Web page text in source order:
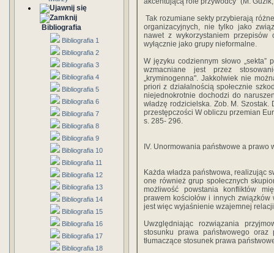
Bibliografia
Bibliografia 1
Bibliografia 2
Bibliografia 3
Bibliografia 4
Bibliografia 5
Bibliografia 6
Bibliografia 7
Bibliografia 8
Bibliografia 9
Bibliografia 10
Bibliografia 11
Bibliografia 12
Bibliografia 13
Bibliografia 14
Bibliografia 15
Bibliografia 16
Bibliografia 17
Bibliografia 18
Tak rozumiane sekty przybierają
organizacyjnych, nie tylko jako
nawet z wykorzystaniem przepisów
wyłącznie jako grupy nieformalne.
W języku codziennym słowo
wzmacniane jest przez
„kryminogenna". Jakkolwiek nie
priori z działalnością społecznie
niejednokrotnie dochodzi do
władzę rodzicielska. Zob. M.
przestępczości W obliczu przemian
s. 285- 296.
IV. Unormowania państwowe a
Każda władza państwowa, realizując
one również grup społecznych
możliwość powstania konfliktów
prawem kościołów i innych
jest więc wyjaśnienie wzajemnej
Uwzględniając rozwiązania
stosunku prawa państwowego oraz
tłumaczące stosunek prawa